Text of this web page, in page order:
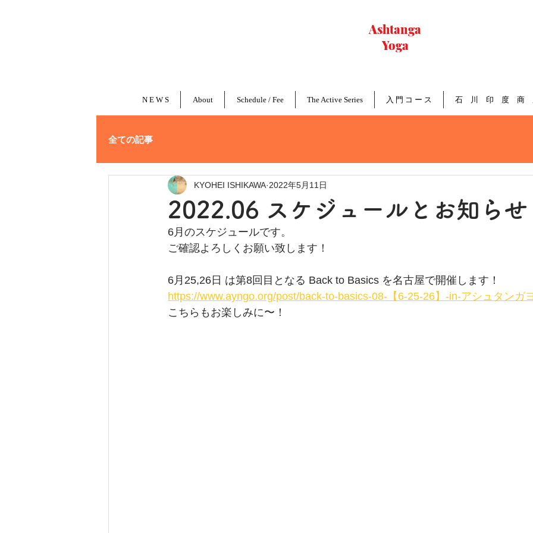
Ashtanga
Yoga
N E W S About Schedule / Fee The Active Series 入 門 コ ー ス 石 川 印 度 商
全ての記事
2022.06 スケジュールとお知らせ
KYOHEI ISHIKAWA 2022年5月11日
6月のスケジュールです。
ご確認よろしくお願い致します！
6月25,26日 は第8回目となる Back to Basics を名古屋で開催します！
https://www.ayngo.org/post/back-to-basics-08-【6-25-26】-in-アシュタンガ
こちらもお楽しみに〜！